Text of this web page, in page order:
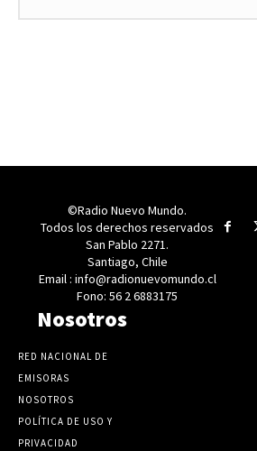
©Radio Nuevo Mundo.
Todos los derechos reservados
San Pablo 2271.
Santiago, Chile
Email : info@radionuevomundo.cl
Fono: 56 2 6883175
Nosotros
RED NACIONAL DE
EMISORAS
NOSOTROS
POLÍTICA DE USO Y
PRIVACIDAD